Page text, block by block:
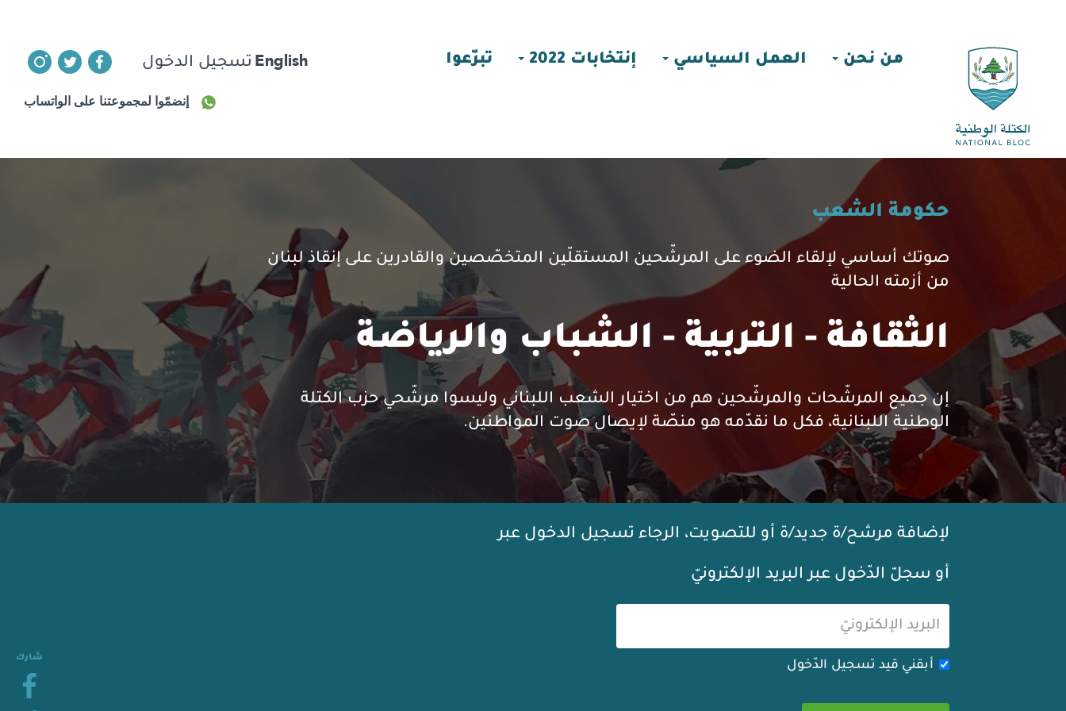
English تسجيل الدخول
إنضمّوا لمجموعتنا على الواتساب
تبرّعوا إنتخابات 2022 العمل السياسي من نحن
حكومة الشعب
صوتك أساسي لإلقاء الضوء على المرشّحين المستقلّين المتخصّصين والقادرين على إنقاذ لبنان
من أزمته الحالية
الثقافة - التربية - الشباب والرياضة
إن جميع المرشّحات والمرشّحين هم من اختيار الشعب اللبناني وليسوا مرشّحي حزب الكتلة
الوطنية اللبنانية، فكل ما نقدّمه هو منصّة لإيصال صوت المواطنين.
شارك
لإضافة مرشح/ة جديد/ة أو للتصويت، الرجاء تسجيل الدخول عبر
أو سجلّ الدّخول عبر البريد الإلكترونيّ
أبقني قيد تسجيل الدّخول